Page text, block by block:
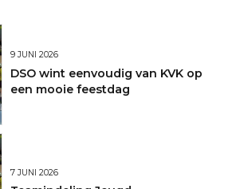
9 JUNI 2026
DSO wint eenvoudig van KVK op
een mooie feestdag
7 JUNI 2026